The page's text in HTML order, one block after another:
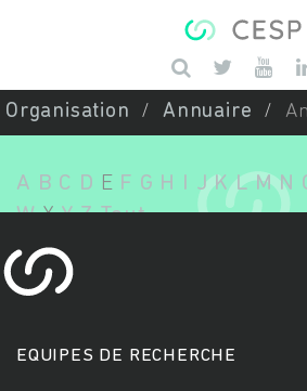
Organisation Annuaire
A B C D E F G H J K L M N
W X Y Z Tout
EQUIPES DE RECHERCHE